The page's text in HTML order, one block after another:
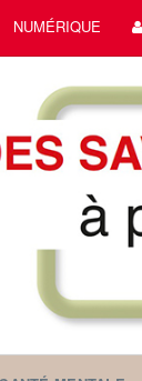
NUMÉRIQUE